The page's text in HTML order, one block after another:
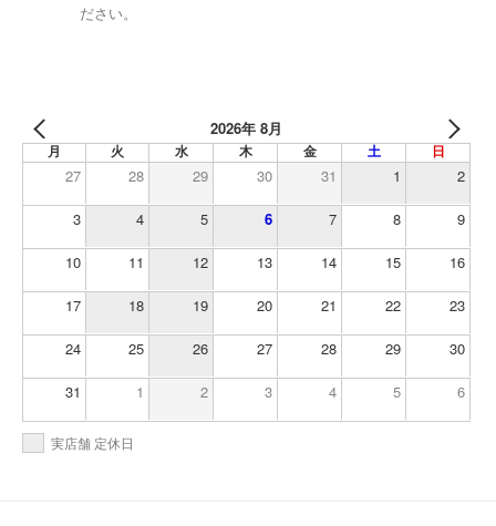
ださい。
2026年 8月
月 火 水 木 金 土 日
27 28 29 30 31 1 2
3 4 5 6 7 8 9
10 11 12 13 14 15 16
17 18 19 20 21 22 23
24 25 26 27 28 29 30
31 1 2 3 4 5 6
実店舗 定休日